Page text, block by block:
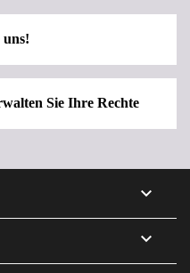
Sie Ihre Rechte

